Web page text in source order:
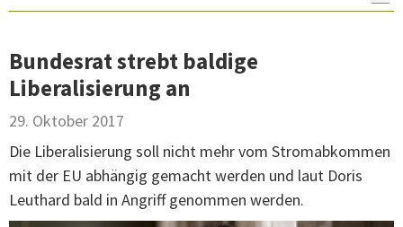
Inhalt:
Bundesrat strebt baldige
Liberalisierung an
29. Oktober 2017
Die Liberalisierung soll nicht mehr vom Stromabkommen
mit der EU abhängig gemacht werden und laut Doris
Leuthard bald in Angriff genommen werden.